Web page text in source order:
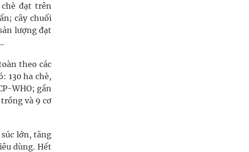
đạt trên
cây chuối
lượng đạt
theo các
130 ha chè,
WHO; gần
và 9 cơ
lớn, tăng
dùng. Hết